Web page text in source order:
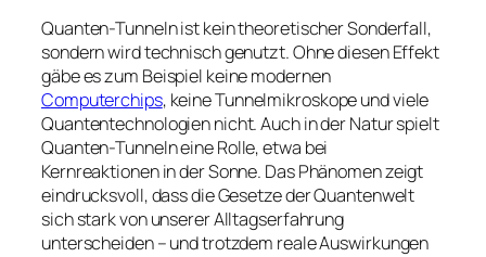
Quanten-Tunneln ist kein theoretischer Sonderfall,
sondern wird technisch genutzt. Ohne diesen Effekt
gäbe es zum Beispiel keine modernen
Computerchips, keine Tunnelmikroskope und viele
Quantentechnologien nicht. Auch in der Natur spielt
Quanten-Tunneln eine Rolle, etwa bei
Kernreaktionen in der Sonne. Das Phänomen zeigt
eindrucksvoll, dass die Gesetze der Quantenwelt
sich stark von unserer Alltagserfahrung
unterscheiden – und trotzdem reale Auswirkungen